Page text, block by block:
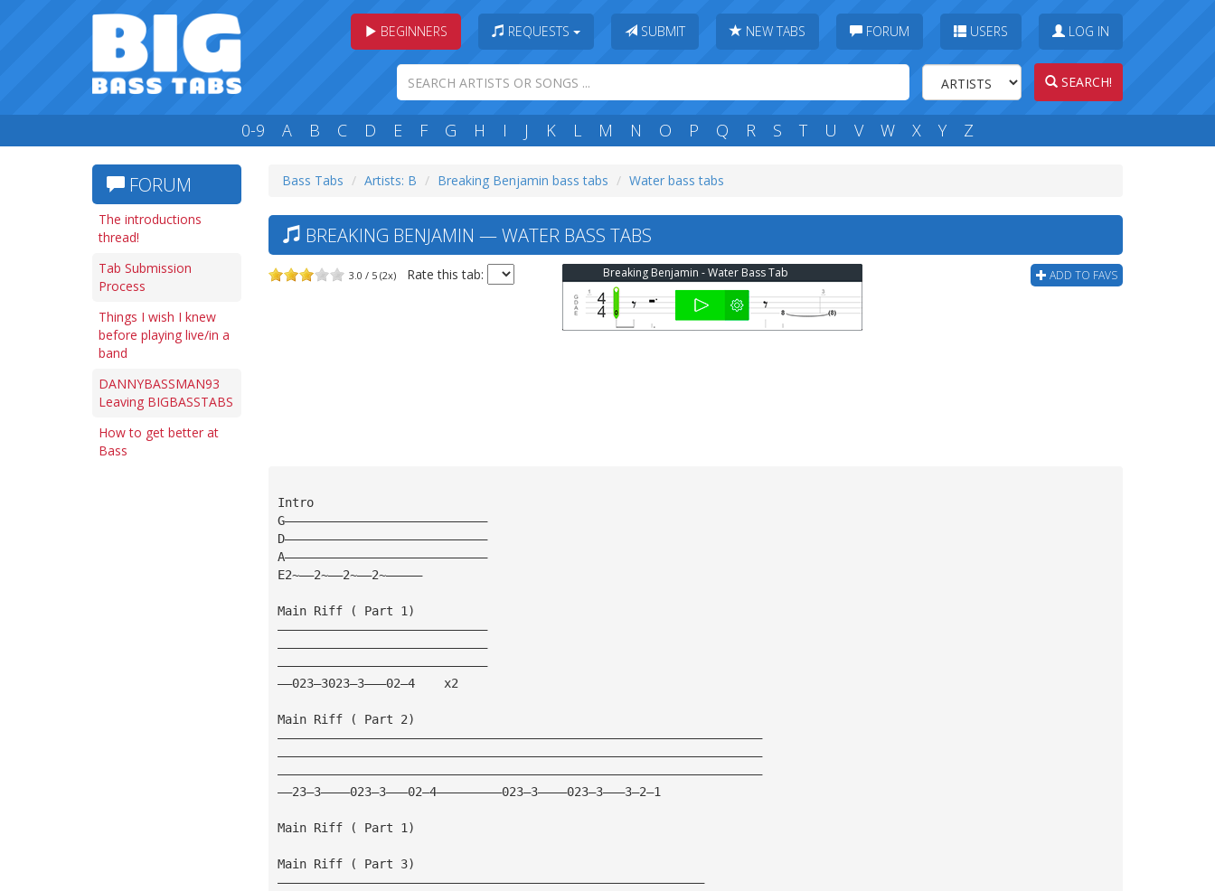
BEGINNERS REQUESTS SUBMIT NEW TABS FORUM USERS LOG IN
SEARCH!
0-9 A B C D E F G H I J K L M N O P Q R S T U V W X Y Z
FORUM
The introductions
thread!
Tab Submission
Process
Things I wish I knew
before playing live/in a
band
DANNYBASSMAN93
Leaving BIGBASSTABS
How to get better at
Bass
Bass Tabs Artists: B Breaking Benjamin bass tabs Water bass tabs
BREAKING BENJAMIN — WATER BASS TABS
3.0 / 5 (2x) Rate this tab: ADD TO FAVS
Breaking Benjamin - Water Bass Tab
Intro
G————————————————————————————
D————————————————————————————
A————————————————————————————
E2~——2~——2~——2~—————
Main Riff ( Part 1)
—————————————————————————————
—————————————————————————————
—————————————————————————————
——023—3023—3———02—4    x2
Main Riff ( Part 2)
———————————————————————————————————————————————————————————————————
———————————————————————————————————————————————————————————————————
———————————————————————————————————————————————————————————————————
——23—3————023—3———02—4—————————023—3————023—3———3—2—1
Main Riff ( Part 1)
Main Riff ( Part 3)
———————————————————————————————————————————————————————————